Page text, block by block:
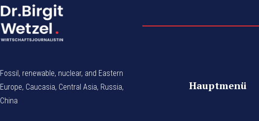
Fossil, renewable, nuclear, and Eastern
Europe, Caucasia, Central Asia, Russia,
China
Hauptmenü